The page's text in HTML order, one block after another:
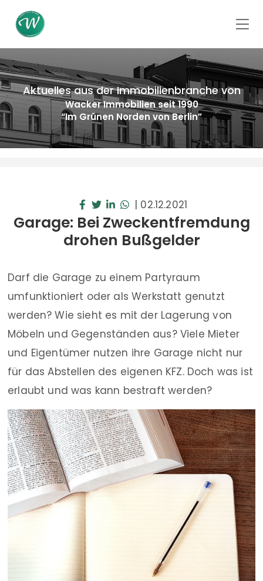
Aktuelles aus der Immobilienbranche von
Wacker Immobilien seit 1990
“Im Grünen Norden von Berlin”
| 02.12.2021
Garage: Bei Zweckentfremdung
drohen Bußgelder
Darf die Garage zu einem Partyraum
umfunktioniert oder als Werkstatt genutzt
werden? Wie sieht es mit der Lagerung von
Möbeln und Gegenständen aus? Viele Mieter
und Eigentümer nutzen ihre Garage nicht nur
für das Abstellen des eigenen KFZ. Doch was ist
erlaubt und was kann bestraft werden?